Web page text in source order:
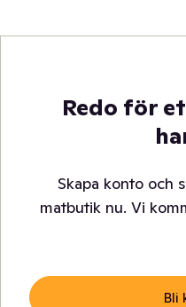
Redo för
Skapa konto och
matbutik nu. Vi
Bli